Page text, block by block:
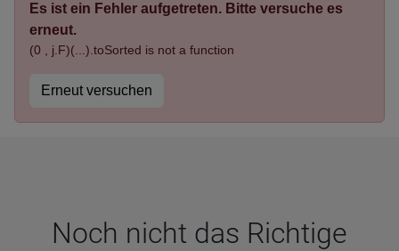
Es ist ein Fehler aufgetreten. Bitte versuche es
erneut.
(0 , j.F)(...).toSorted is not a function
Erneut versuchen
Noch nicht das Rich­tige